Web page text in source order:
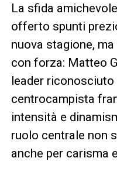
La sfida
offerto spunti
nuova stagione,
con forza: Matteo
leader riconosciuto
centrocampista
intensità e
ruolo centrale non
anche per carisma